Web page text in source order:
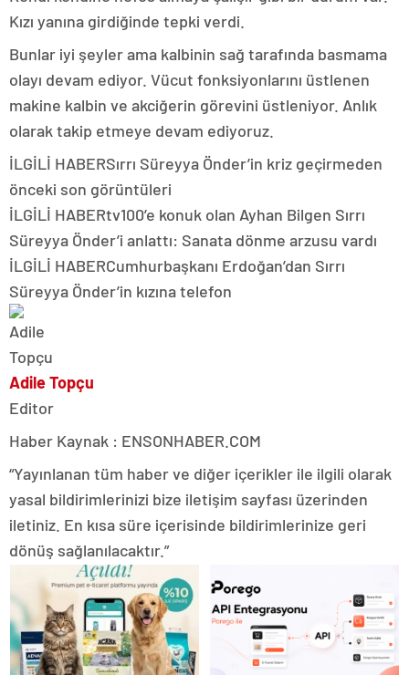
Kızı yanına girdiğinde tepki verdi.
Bunlar iyi şeyler ama kalbinin sağ tarafında basmama
olayı devam ediyor. Vücut fonksiyonlarını üstlenen
makine kalbin ve akciğerin görevini üstleniyor. Anlık
olarak takip etmeye devam ediyoruz.
İLGİLİ HABERSırrı Süreyya Önder’in kriz geçirmeden
önceki son görüntüleri
İLGİLİ HABERtv100’e konuk olan Ayhan Bilgen Sırrı
Süreyya Önder’i anlattı: Sanata dönme arzusu vardı
İLGİLİ HABERCumhurbaşkanı Erdoğan’dan Sırrı
Süreyya Önder’in kızına telefon
Adile Topçu
Editor
Haber Kaynak : ENSONHABER.COM
“Yayınlanan tüm haber ve diğer içerikler ile ilgili olarak
yasal bildirimlerinizi bize iletişim sayfası üzerinden
iletiniz. En kısa süre içerisinde bildirimlerinize geri
dönüş sağlanılacaktır.”